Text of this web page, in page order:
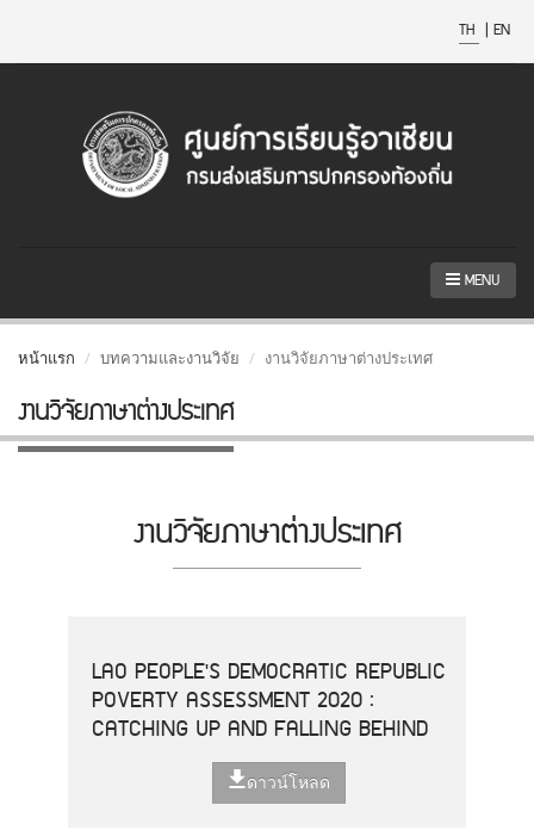
TH | EN
MENU
หน้าแรก บทความและงานวิจัย งานวิจัยภาษาต่างประเทศ
งานวิจัยภาษาต่างประเทศ
งานวิจัยภาษาต่างประเทศ
LAO PEOPLE'S DEMOCRATIC REPUBLIC
POVERTY ASSESSMENT 2020 :
CATCHING UP AND FALLING BEHIND
ดาวน์โหลด